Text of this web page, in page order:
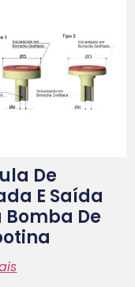
De
E Saída
Bomba De